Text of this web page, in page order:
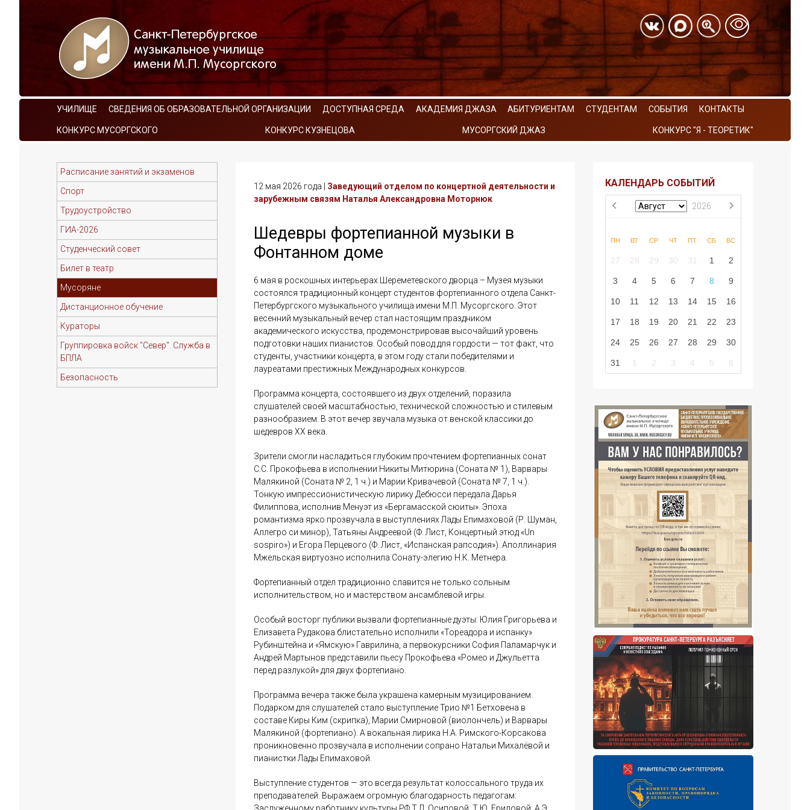
УЧИЛИЩЕ СВЕДЕНИЯ ОБ ОБРАЗОВАТЕЛЬНОЙ ОРГАНИЗАЦИИ ДОСТУПНАЯ СРЕДА АКАДЕМИЯ ДЖАЗА АБИТУРИЕНТАМ СТУДЕНТАМ СОБЫТИЯ КОНТАКТЫ
КОНКУРС МУСОРГСКОГО КОНКУРС КУЗНЕЦОВА МУСОРГСКИЙ ДЖАЗ КОНКУРС "Я - ТЕОРЕТИК"
Расписание занятий и экзаменов
Спорт
Трудоустройство
ГИА-2026
Студенческий совет
Билет в театр
Мусоряне
Дистанционное обучение
Кураторы
Группировка войск "Север". Служба в
БПЛА
Безопасность
12 мая 2026 года | Заведующий отделом по концертной деятельности и
зарубежным связям Наталья Александровна Моторнюк
Шедевры фортепианной музыки в
Фонтанном доме
6 мая в роскошных интерьерах Шереметевского дворца – Музея музыки
состоялся традиционный концерт студентов фортепианного отдела Санкт-
Петербургского музыкального училища имени М.П. Мусоргского. Этот
весенний музыкальный вечер стал настоящим праздником
академического искусства, продемонстрировав высочайший уровень
подготовки наших пианистов. Особый повод для гордости — тот факт, что
студенты, участники концерта, в этом году стали победителями и
лауреатами престижных Международных конкурсов.
Программа концерта, состоявшего из двух отделений, поразила
слушателей своей масштабностью, технической сложностью и стилевым
разнообразием. В этот вечер звучала музыка от венской классики до
шедевров XX века.
Зрители смогли насладиться глубоким прочтением фортепианных сонат
С.С. Прокофьева в исполнении Никиты Митюрина (Соната № 1), Варвары
Малякиной (Соната № 2, 1 ч.) и Марии Кривачевой (Соната № 7, 1 ч.).
Тонкую импрессионистическую лирику Дебюсси передала Дарья
Филиппова, исполнив Менуэт из «Бергамасской сюиты». Эпоха
романтизма ярко прозвучала в выступлениях Лады Епимаховой (Р. Шуман,
Аллегро си минор), Татьяны Андреевой (Ф. Лист, Концертный этюд «Un
sospiro») и Егора Перцевого (Ф. Лист, «Испанская рапсодия»). Аполлинария
Мжельская виртуозно исполнила Сонату-элегию Н.К. Метнера.
Фортепианный отдел традиционно славится не только сольным
исполнительством, но и мастерством ансамблевой игры.
Особый восторг публики вызвали фортепианные дуэты: Юлия Григорьева и
Елизавета Рудакова блистательно исполнили «Тореадора и испанку»
Рубинштейна и «Ямскую» Гаврилина, а первокурсники София Паламарчук и
Андрей Мартынов представили пьесу Прокофьева «Ромео и Джульетта
перед разлукой» для двух фортепиано.
Программа вечера также была украшена камерным музицированием.
Подарком для слушателей стало выступление Трио №1 Бетховена в
составе Киры Ким (скрипка), Марии Смирновой (виолончель) и Варвары
Малякиной (фортепиано). А вокальная лирика Н.А. Римского-Корсакова
проникновенно прозвучала в исполнении сопрано Натальи Михалёвой и
пианистки Лады Епимаховой.
Выступление студентов — это всегда результат колоссального труда их
преподавателей. Выражаем огромную благодарность педагогам:
КАЛЕНДАРЬ СОБЫТИЙ
2026
ПН ВТ СР ЧТ ПТ СБ ВС
27 28 29 30 31 1 2
3 4 5 6 7 8 9
10 11 12 13 14 15 16
17 18 19 20 21 22 23
24 25 26 27 28 29 30
31 1 2 3 4 5 6